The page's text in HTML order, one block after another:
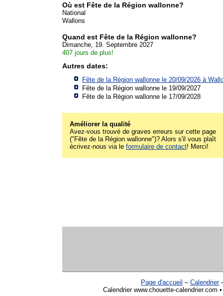
Où est Fête de la Région wallonne?
National
Wallons
Quand est Fête de la Région wallonne?
Dimanche, 19. Septembre 2027
407 jours de plus!
Autres dates:
Fête de la Région wallonne le 20/09/2026 à
Fête de la Région wallonne le 19/09/2027
Fête de la Région wallonne le 17/09/2028
Améliorer la qualité
Avez-vous trouvé de graves erreurs sur cette page
("Fête de la Région wallonne")? Alors s'il vous plaît
écrivez-nous via le formulaire de contact! Merci!
Page d'accueil – Calendrier
Calendrier www.chouette-calendrier.com